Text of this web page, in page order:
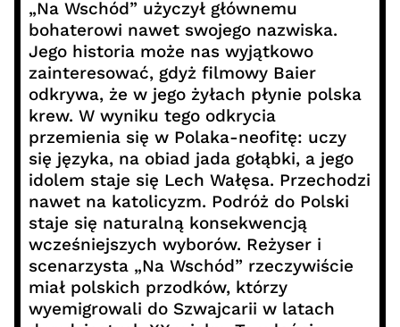
„Na Wschód” użyczył głównemu
bohaterowi nawet swojego nazwiska.
Jego historia może nas wyjątkowo
zainteresować, gdyż filmowy Baier
odkrywa, że w jego żyłach płynie polska
krew. W wyniku tego odkrycia
przemienia się w Polaka-neofitę: uczy
się języka, na obiad jada gołąbki, a jego
idolem staje się Lech Wałęsa. Przechodzi
nawet na katolicyzm. Podróż do Polski
staje się naturalną konsekwencją
wcześniejszych wyborów. Reżyser i
scenarzysta „Na Wschód” rzeczywiście
miał polskich przodków, którzy
wyemigrowali do Szwajcarii w latach